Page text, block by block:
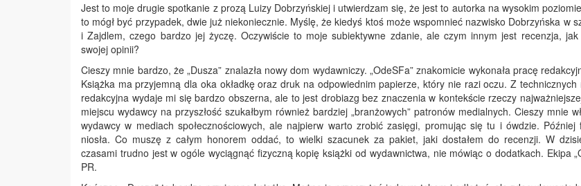
Jest to moje drugie spotkanie z prozą Luizy Dobrzyńskiej i utwierdzam się, że jest to autorka na wysokim
to mógł być przypadek, dwie już niekoniecznie. Myślę, że kiedyś ktoś może wspomnieć nazwisko Dobrzyńska w
i Zajdlem, czego bardzo jej życzę. Oczywiście to moje subiektywne zdanie, ale czym innym jest recenzja, jak
swojej opinii?
Cieszy mnie bardzo, że „Dusza” znalazła nowy dom wydawniczy. „OdeSFa” znakomicie wykonała pracę
Książka ma przyjemną dla oka okładkę oraz druk na odpowiednim papierze, który nie razi oczu. Z
redakcyjna wydaje mi się bardzo obszerna, ale to jest drobiazg bez znaczenia w kontekście rzeczy
miejscu wydawcy na przyszłość szukałbym również bardziej „branżowych” patronów medialnych. Cieszy mnie
wydawcy w mediach społecznościowych, ale najpierw warto zrobić zasięgi, promując się tu i ówdzie.
niosła. Co muszę z całym honorem oddać, to wielki szacunek za pakiet, jaki dostałem do recenzji. W
czasami trudno jest w ogóle wyciągnąć fizyczną kopię książki od wydawnictwa, nie mówiąc o dodatkach. Ekipa
PR.